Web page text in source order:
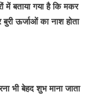
में बताया गया है कि मकर
ऊर्जाओं का नाश होता
भी बेहद शुभ माना जाता